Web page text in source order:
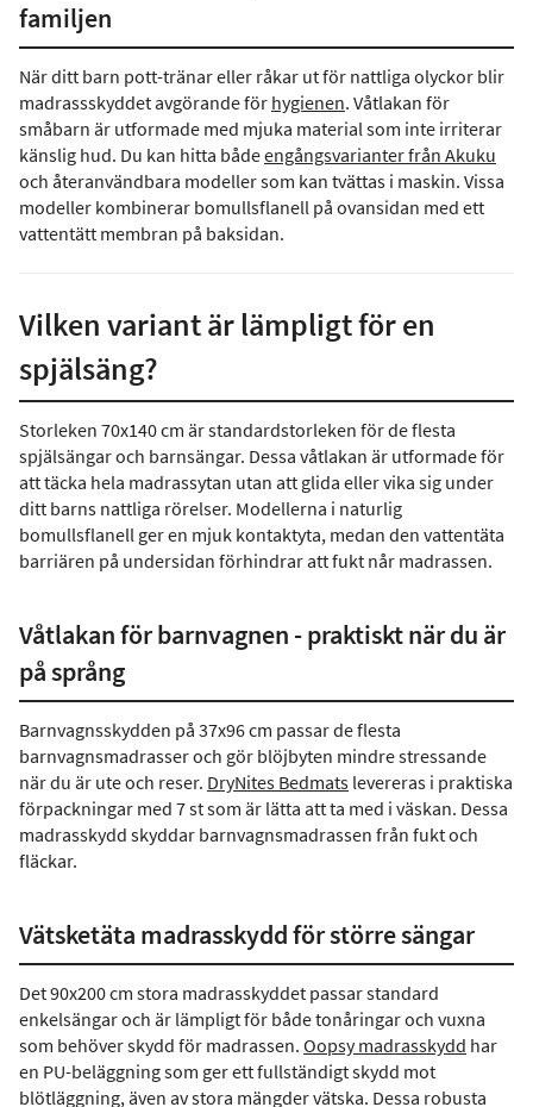
familjen
När ditt barn pott-tränar eller råkar ut för nattliga olyckor blir
madrassskyddet avgörande för hygienen. Våtlakan för
småbarn är utformade med mjuka material som inte irriterar
känslig hud. Du kan hitta bådeengångsvarianter från Akuku
och återanvändbara modeller som kan tvättas i maskin. Vissa
modeller kombinerar bomullsflanell på ovansidan med ett
vattentätt membran på baksidan.
Vilken variant är lämpligt för en
spjälsäng?
Storleken 70x140 cm är standardstorleken för de flesta
spjälsängar och barnsängar. Dessa våtlakan är utformade för
att täcka hela madrassytan utan att glida eller vika sig under
ditt barns nattliga rörelser. Modellerna i naturlig
bomullsflanell ger en mjuk kontaktyta, medan den vattentäta
barriären på undersidan förhindrar att fukt når madrassen.
Våtlakan för barnvagnen - praktiskt när du är
på språng
Barnvagnsskydden på 37x96 cm passar de flesta
barnvagnsmadrasser och gör blöjbyten mindre stressande
när du är ute och reser. DryNites Bedmats levereras i praktiska
förpackningar med 7 st som är lätta att ta med i väskan. Dessa
madrasskydd skyddar barnvagnsmadrassen från fukt och
fläckar.
Vätsketäta madrasskydd för större sängar
Det 90x200 cm stora madrasskyddet passar standard
enkelsängar och är lämpligt för både tonåringar och vuxna
som behöver skydd för madrassen. Oopsy madrasskydd har
en PU-beläggning som ger ett fullständigt skydd mot
blötläggning, även av stora mängder vätska. Dessa robusta